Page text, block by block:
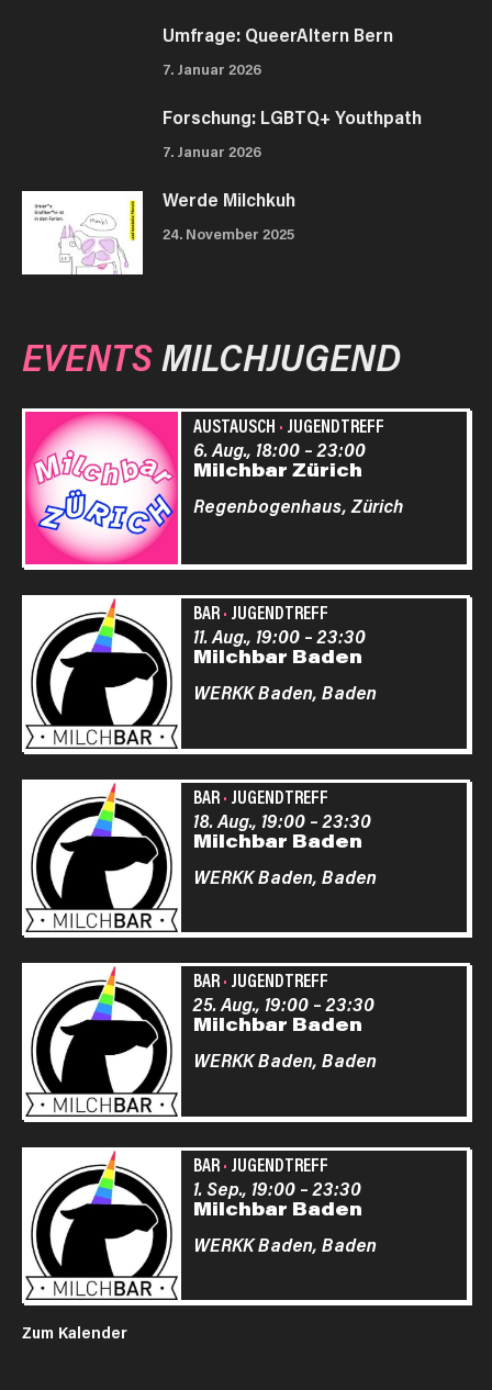
Umfrage: QueerAltern Bern
7. Januar 2026
Forschung: LGBTQ+ Youthpath
7. Januar 2026
Werde Milchkuh
24. November 2025
EVENTSMILCHJUGEND
AUSTAUSCH · JUGENDTREFF
Milchbar Zürich
6. Aug., 18:00–23:00
Regenbogenhaus, Zürich
BAR· JUGENDTREFF
Milchbar Baden
11. Aug., 19:00–23:30
WERKK Baden, Baden
BAR· JUGENDTREFF
Milchbar Baden
18. Aug., 19:00–23:30
WERKK Baden, Baden
BAR· JUGENDTREFF
Milchbar Baden
25. Aug., 19:00–23:30
WERKK Baden, Baden
BAR· JUGENDTREFF
Milchbar Baden
1. Sep., 19:00–23:30
WERKK Baden, Baden
Zum Kalender